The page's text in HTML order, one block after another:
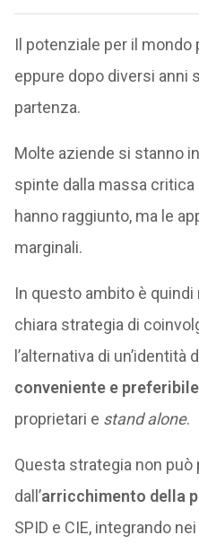
Il potenziale per il
eppure dopo diversi anni
partenza.
Molte aziende si stanno
spinte dalla massa
hanno raggiunto, ma le
marginali.
In questo ambito è
chiara strategia di
l’alternativa di un’identità
conveniente e preferibile
proprietari e stand alone.
Questa strategia non può
dall’arricchimento della
SPID e CIE, integrando